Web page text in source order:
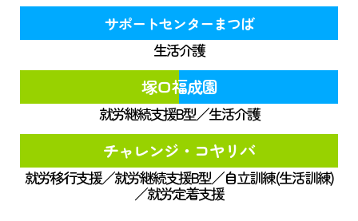
サポートセンターまつば
生活介護
塚口福成園
就労継続支援B型／生活介護
チャレンジ・コヤリバ
就労移行支援／就労継続支援B型／自立訓練(生活訓練)
／就労定着支援